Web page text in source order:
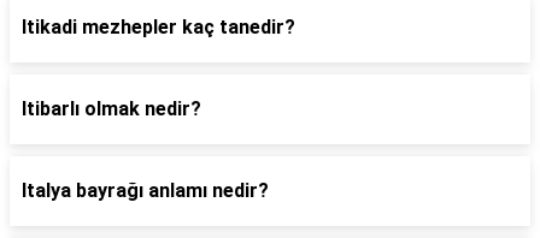
Itikadi mezhepler kaç tanedir?
Itibarlı olmak nedir?
Italya bayrağı anlamı nedir?